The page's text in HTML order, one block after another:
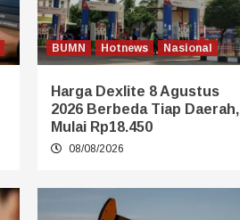
BUMN Hotnews Nasional
Harga Dexlite 8 Agustus
2026 Berbeda Tiap Daerah,
Mulai Rp18.450
08/08/2026